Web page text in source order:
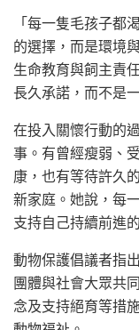
「每一隻毛孩子都
的選擇，而是環境
生命教育與飼主責
長久承諾，而不是
在投入關懷行動的
事。有曾經瘦弱、
康，也有等待許久
新家庭。她說，每
支持自己持續前進
動物保護倡議者指
團體與社會大眾共
念及支持絕育等措